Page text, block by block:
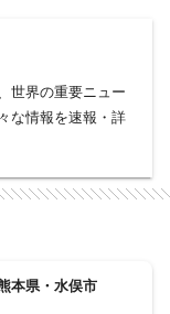
世界の重要ニュー
な情報を速報・詳
本県・水俣市